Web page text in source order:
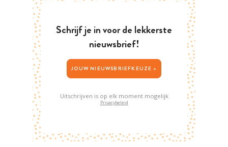
Schrijf je in voor de lekkerste
nieuwsbrief!
JOUW NIEUWSBRIEFKEUZE >
Uitschrijven is op elk moment mogelijk
Privacybeleid